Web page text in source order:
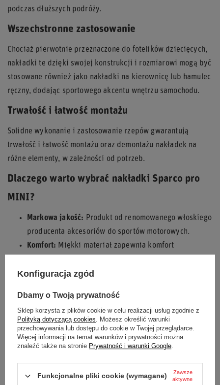
podczas dłuższych podróży.
Wszechstronne zastosowanie
Chociaż pierwotnie przeznaczone do fotelików dziecięcych,
nakładki te dzięki swojej konstrukcji i rozmiarowi mogą być
stosowane również jako nakładki na kierownicę lub hamulec
ręczny, dodając sportowego akcentu wnętrzu samochodu.
Trwałość i łatwość montażu
Solidne wykonanie i zastosowanie rzepów gwarantują
trwałość i łatwość montażu oraz demontażu nakładek na
różne elementy, w zależności od potrzeb.
Dlaczego warto wybrać nakładki Sparco pro
MINI?
Markowa jakość: Produkt od renomowanego włoskiego
producenta akcesoriów do sportów motorowych.
Komfort: Miękki materiał zapewnia komfort
Wszechstronność:Idealne do fotelików dziecięcych,
Łatwość montażu:Dzięki rzepom, montaż jest szybki i
prosty.
Zapewnij sobie i swoim bliskim komfort i styl z nakładkami
na pasy Sparco pro MINI czarne!
Konfiguracja zgód
Dbamy o Twoją prywatność
Sklep korzysta z plików cookie w celu realizacji usług zgodnie z
Polityką dotyczącą cookies. Możesz określić warunki
przechowywania lub dostępu do cookie w Twojej przeglądarce.
Więcej informacji na temat warunków i prywatności można
znaleźć także na stronie Prywatność i warunki Google.
Funkcjonalne pliki cookie (wymagane)
Zawsze
aktywne